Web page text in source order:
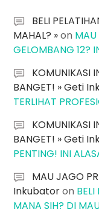
BELI
MAHAL? »on MAU
GELOMBANG 12?
KOMUNIKASI
BANGET! » Geti
TERLIHAT
KOMUNIKASI
BANGET! » Geti
PENTING! INI
MAU JAGO
Inkubatoron
MANA SIH? DI